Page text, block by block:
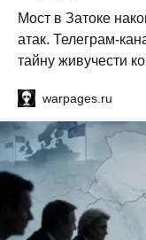
Мост в Затоке
атак. Телеграм-
тайну живучести
warpages.ru